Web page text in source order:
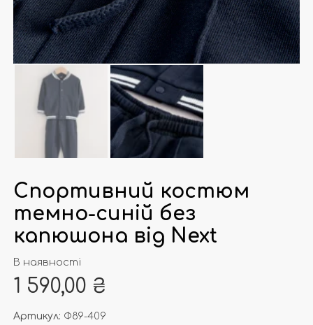
Спортивний костюм
темно-синій без
капюшона від Next
В наявності
1 590,00 ₴
Артикул: Ф89-409